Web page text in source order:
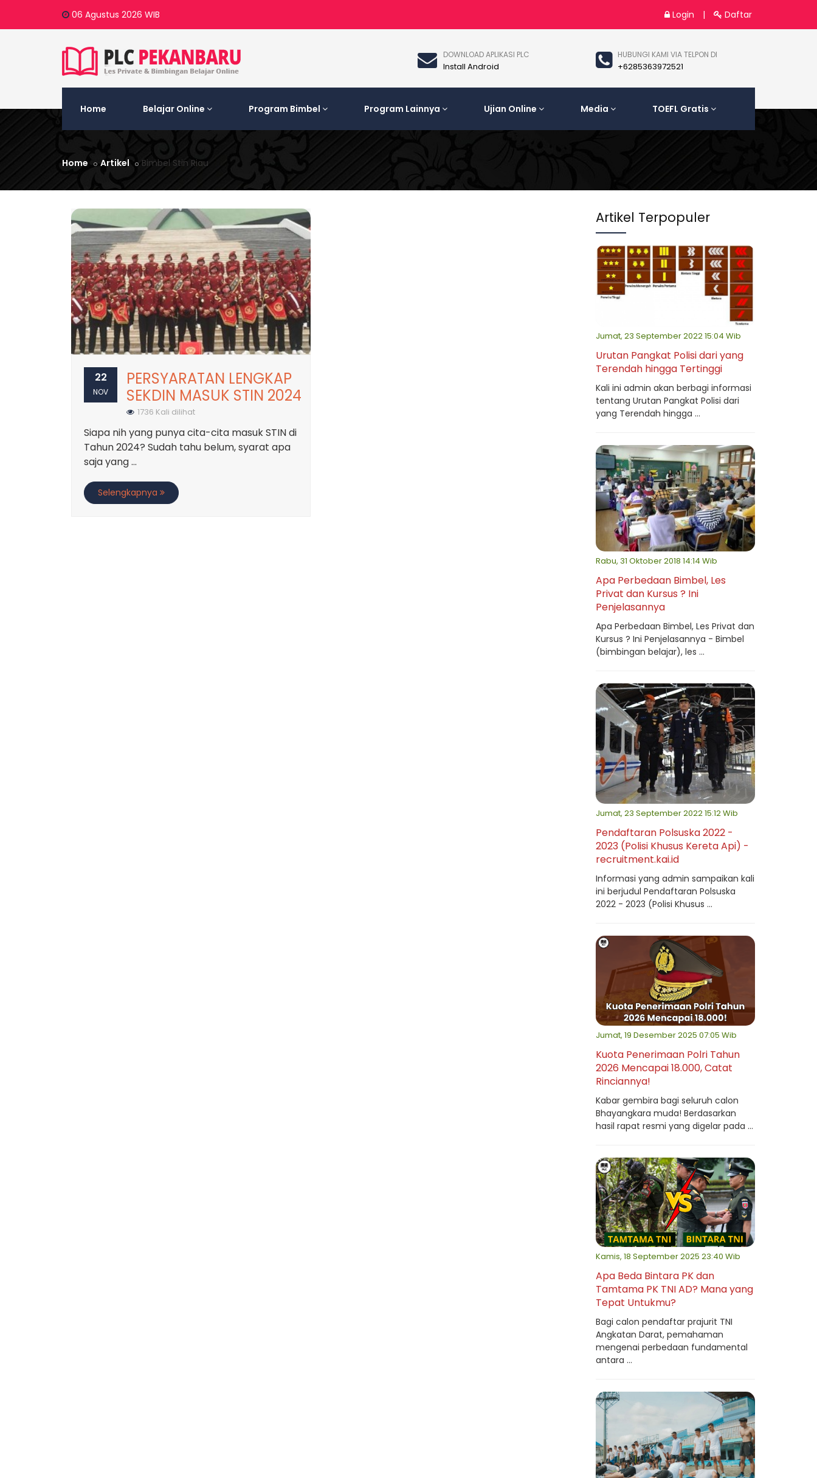
06 Agustus 2026 WIB Login | Daftar
HUBUNGI KAMI VIA TELPON DI
+6285363972521
DOWNLOAD APLIKASI PLC
Install Android
Home Belajar Online Program Bimbel Program Lainnya Ujian Online Media TOEFL Gratis
Home Artikel Bimbel Stin Riau
22
NOV
PERSYARATAN LENGKAP
SEKDIN MASUK STIN 2024
1736 Kali dilihat
Siapa nih yang punya cita-cita masuk STIN di
Tahun 2024? Sudah tahu belum, syarat apa
saja yang ...
Selengkapnya
Artikel Terpopuler
Jumat, 23 September 2022 15:04 Wib
Urutan Pangkat Polisi dari yang
Terendah hingga Tertinggi
Kali ini admin akan berbagi informasi
tentang Urutan Pangkat Polisi dari
yang Terendah hingga ...
Rabu, 31 Oktober 2018 14:14 Wib
Apa Perbedaan Bimbel, Les
Privat dan Kursus ? Ini
Penjelasannya
Apa Perbedaan Bimbel, Les Privat dan
Kursus ? Ini Penjelasannya - Bimbel
(bimbingan belajar), les ...
Jumat, 23 September 2022 15:12 Wib
Pendaftaran Polsuska 2022 -
2023 (Polisi Khusus Kereta Api) -
recruitment.kai.id
Informasi yang admin sampaikan kali
ini berjudul Pendaftaran Polsuska
2022 - 2023 (Polisi Khusus ...
Jumat, 19 Desember 2025 07:05 Wib
Kuota Penerimaan Polri Tahun
2026 Mencapai 18.000, Catat
Rinciannya!
Kabar gembira bagi seluruh calon
Bhayangkara muda! Berdasarkan
hasil rapat resmi yang digelar pada ...
Kamis, 18 September 2025 23:40 Wib
Apa Beda Bintara PK dan
Tamtama PK TNI AD? Mana yang
Tepat Untukmu?
Bagi calon pendaftar prajurit TNI
Angkatan Darat, pemahaman
mengenai perbedaan fundamental
antara ...